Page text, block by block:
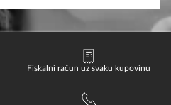
Fiskalni račun uz svaku kupovinu